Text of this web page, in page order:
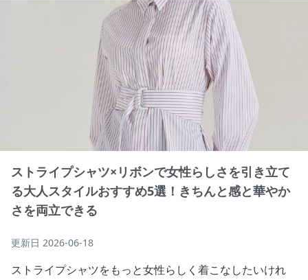
ストライプシャツ×リボンで女性らしさを引き立て
る大人スタイルおすすめ5選！きちんと感と華やか
さを両立できる
更新日 2026-06-18
ストライプシャツをもっと女性らしく着こなしたいけれ